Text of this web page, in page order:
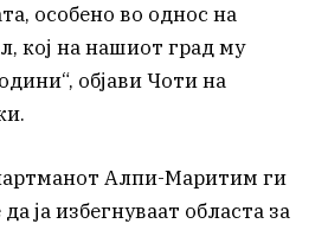
особено во однос на
кој на нашиот град му
објави Чоти на
Алпи-Маритим ги
ја избегнуваат областа за